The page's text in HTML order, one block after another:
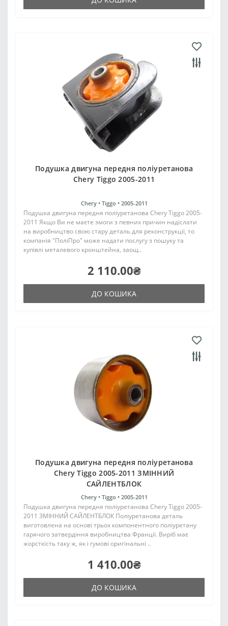
Подушка двигуна передня поліуретанова
Chery Tiggo 2005-2011
Chery • Tiggo • 2005-2011
Подушка двигуна передня поліуретанова Chery Tiggo 2005-
2011 Якщо Ви не маєте змоги з певних причин надіслати
на виробництво свою стару деталь для реконструкції, то
компанія "ПоліПро" може надати послугу з пошуку та
купівлі металевого кронштейна, заощ..
2 110.00₴
ДО КОШИКА
Подушка двигуна передня поліуретанова
Chery Tiggo 2005-2011 ЗМІННИЙ
САЙЛЕНТБЛОК
Chery • Tiggo • 2005-2011
Подушка двигуна передня поліуретанова Chery Tiggo 2005-
2011 ЗМІННИЙ САЙЛЕНТБЛОК Поліуретанова деталь
виготовлена на основі трьох компонентного поліуретану
гарячого затвердіння виробництва Франції. Виріб має
жорсткість таку ж, як і гумові оригінальні ..
1 410.00₴
ДО КОШИКА